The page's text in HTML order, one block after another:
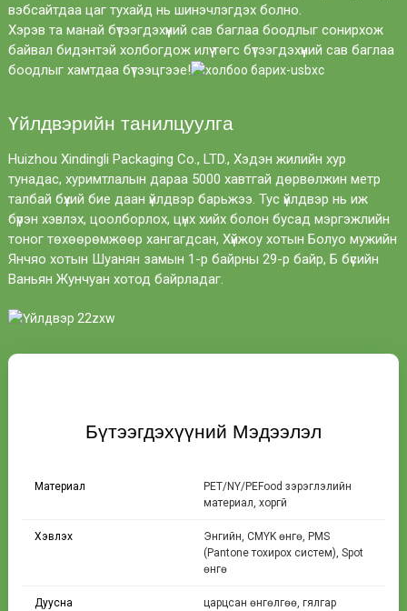
вэбсайтдаа цаг тухайд нь шинэчлэгдэх болно.
Хэрэв та манай бүтээгдэхүүний сав баглаа боодлыг сонирхож
байвал бидэнтэй холбогдож илүү төгс бүтээгдэхүүний сав баглаа
боодлыг хамтдаа бүтээцгээе!
Бүтээгдэхүүний Мэдээлэл
Материал
PET/NY/PEFood зэрэглэлийн
материал, хоргүй
Хэвлэх
Энгийн, CMYK өнгө, PMS
(Pantone тохирох систем), Spot
өнгө
Дуусна
царцсан өнгөлгөө, гялгар
Үйлдвэрийн танилцуулга
Huizhou Xindingli Packaging Co., LTD., Хэдэн жилийн хур
тунадас, хуримтлалын дараа 5000 хавтгай дөрвөлжин метр
талбай бүхий бие даан үйлдвэр барьжээ. Тус үйлдвэр нь иж
бүрэн хэвлэх, цоолборлох, цүнх хийх болон бусад мэргэжлийн
тоног төхөөрөмжөөр хангагдсан, Хүйжоу хотын Болуо мужийн
Янчяо хотын Шуанян замын 1-р байрны 29-р байр, Б бүсийн
Ваньян Жунчуан хотод байрладаг.